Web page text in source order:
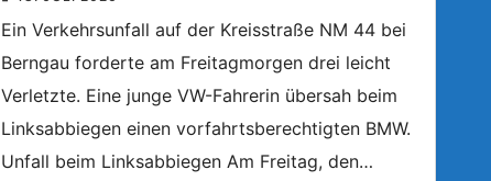
Ein Verkehrsunfall auf der Kreisstraße NM 44 bei
Berngau forderte am Freitagmorgen drei leicht
Verletzte. Eine junge VW-Fahrerin übersah beim
Linksabbiegen einen vorfahrtsberechtigten BMW.
Unfall beim Linksabbiegen Am Freitag, den…